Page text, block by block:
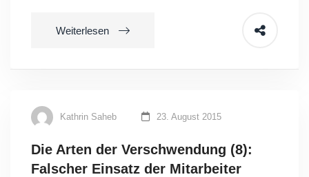
Weiterlesen
Kathrin Saheb 23. August 2015
Die Arten der Verschwendung (8):
Falscher Einsatz der Mitarbeiter